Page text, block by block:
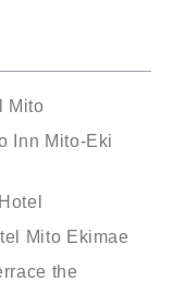
Mito
Inn Mito-Eki
Mito Ekimae
the